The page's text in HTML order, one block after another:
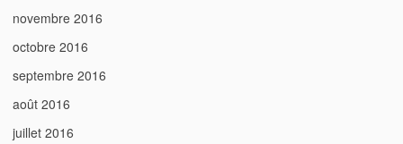
novembre 2016
octobre 2016
septembre 2016
août 2016
juillet 2016